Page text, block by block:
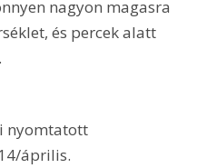
nagyon magasra
és percek alatt
nyomtatott
április.